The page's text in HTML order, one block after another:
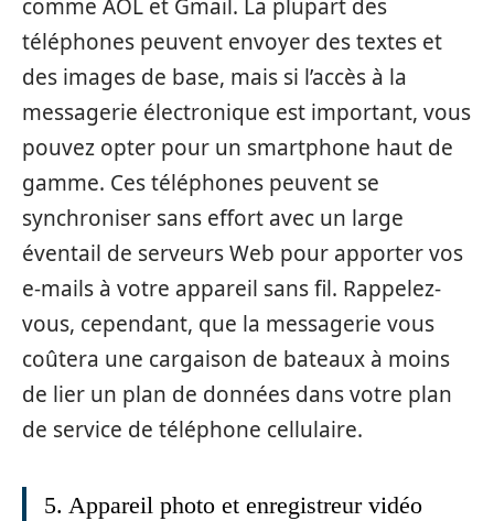
comme AOL et Gmail. La plupart des
téléphones peuvent envoyer des textes et
des images de base, mais si l’accès à la
messagerie électronique est important, vous
pouvez opter pour un smartphone haut de
gamme. Ces téléphones peuvent se
synchroniser sans effort avec un large
éventail de serveurs Web pour apporter vos
e-mails à votre appareil sans fil. Rappelez-
vous, cependant, que la messagerie vous
coûtera une cargaison de bateaux à moins
de lier un plan de données dans votre plan
de service de téléphone cellulaire.
5. Appareil photo et enregistreur vidéo